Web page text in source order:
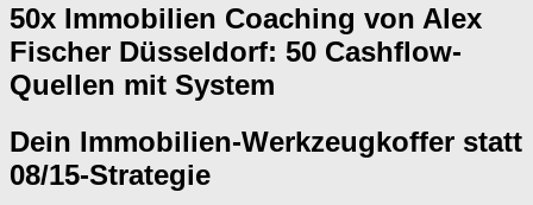
50x Immobilien Coaching von Alex
Fischer Düsseldorf: 50 Cashflow-
Quellen mit System
Dein Immobilien-Werkzeugkoffer statt
08/15-Strategie